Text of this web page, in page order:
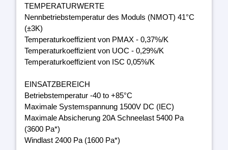
TEMPERATURWERTE
Nennbetriebstemperatur des Moduls (NMOT) 41°C
(±3K)
Temperaturkoeffizient von PMAX - 0,37%/K
Temperaturkoeffizient von UOC - 0,29%/K
Temperaturkoeffizient von ISC 0,05%/K
EINSATZBEREICH
Betriebstemperatur -40 to +85°C
Maximale Systemspannung 1500V DC (IEC)
Maximale Absicherung 20A Schneelast 5400 Pa
(3600 Pa*)
Windlast 2400 Pa (1600 Pa*)